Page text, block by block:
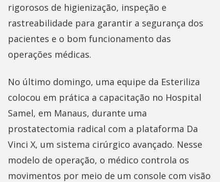
rigorosos de higienização, inspeção e
rastreabilidade para garantir a segurança dos
pacientes e o bom funcionamento das
operações médicas.
No último domingo, uma equipe da Esteriliza
colocou em prática a capacitação no Hospital
Samel, em Manaus, durante uma
prostatectomia radical com a plataforma Da
Vinci X, um sistema cirúrgico avançado. Nesse
modelo de operação, o médico controla os
movimentos por meio de um console com visão